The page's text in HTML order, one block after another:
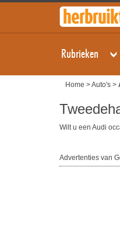
Rubrieken
Home >Auto's >
Wilt u een Audi
Advertenties van